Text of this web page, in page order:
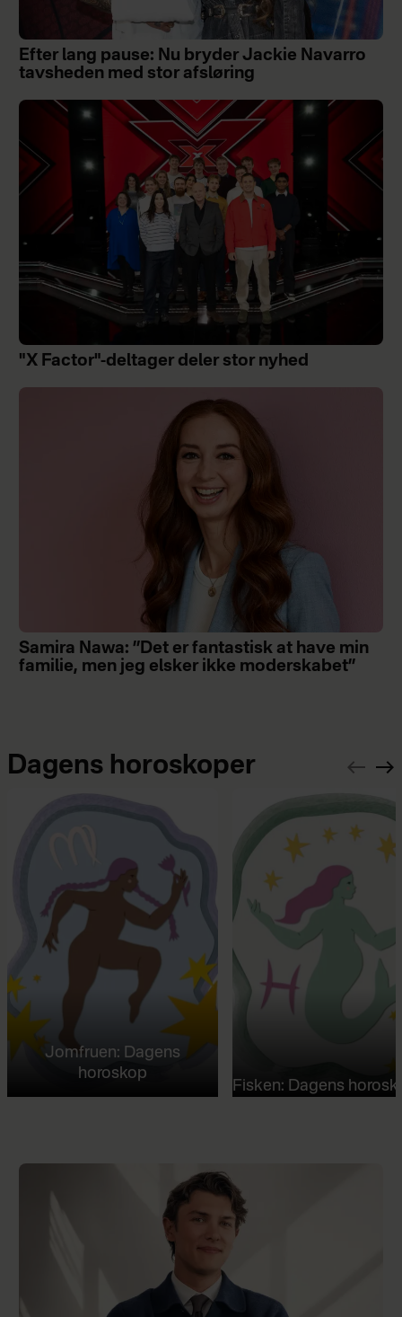
Efter lang pause: Nu bryder Jackie Navarro
tavsheden med stor afsløring
"X Factor"-deltager deler stor nyhed
Samira Nawa: ”Det er fantastisk at have min
familie, men jeg elsker ikke moderskabet”
Dagens horoskoper
Jomfruen: Dagens
horoskop
Fisken: Dagens